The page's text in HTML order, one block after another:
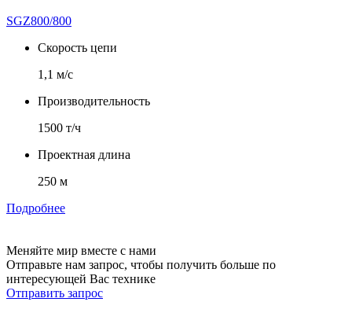
SGZ800/800
Скорость цепи
1,1 м/с
Производительность
1500 т/ч
Проектная длина
250 м
Подробнее
Меняйте мир вместе с нами
Отправьте нам запрос, чтобы получить больше по
интересующей Вас технике
Отправить запрос